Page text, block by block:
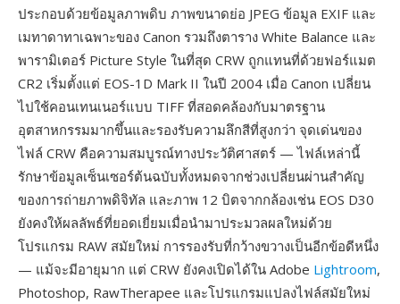
ประกอบด้วยข้อมูลภาพดิบ ภาพขนาดย่อ JPEG ข้อมูล EXIF และ
เมทาดาทาเฉพาะของ Canon รวมถึงตาราง White Balance และ
พารามิเตอร์ Picture Style ในที่สุด CRW ถูกแทนที่ด้วยฟอร์แมต
CR2 เริ่มตั้งแต่ EOS-1D Mark II ในปี 2004 เมื่อ Canon เปลี่ยน
ไปใช้คอนเทนเนอร์แบบ TIFF ที่สอดคล้องกับมาตรฐาน
อุตสาหกรรมมากขึ้นและรองรับความลึกสีที่สูงกว่า จุดเด่นของ
ไฟล์ CRW คือความสมบูรณ์ทางประวัติศาสตร์ — ไฟล์เหล่านี้
รักษาข้อมูลเซ็นเซอร์ต้นฉบับทั้งหมดจากช่วงเปลี่ยนผ่านสำคัญ
ของการถ่ายภาพดิจิทัล และภาพ 12 บิตจากกล้องเช่น EOS D30
ยังคงให้ผลลัพธ์ที่ยอดเยี่ยมเมื่อนำมาประมวลผลใหม่ด้วย
โปรแกรม RAW สมัยใหม่ การรองรับที่กว้างขวางเป็นอีกข้อดีหนึ่ง
— แม้จะมีอายุมาก แต่ CRW ยังคงเปิดได้ใน Adobe Lightroom,
Photoshop, RawTherapee และโปรแกรมแปลงไฟล์สมัยใหม่